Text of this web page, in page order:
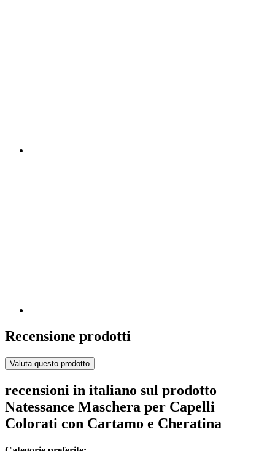
Recensione prodotti
Valuta questo prodotto
recensioni in italiano sul prodotto
Natessance Maschera per Capelli
Colorati con Cartamo e Cheratina